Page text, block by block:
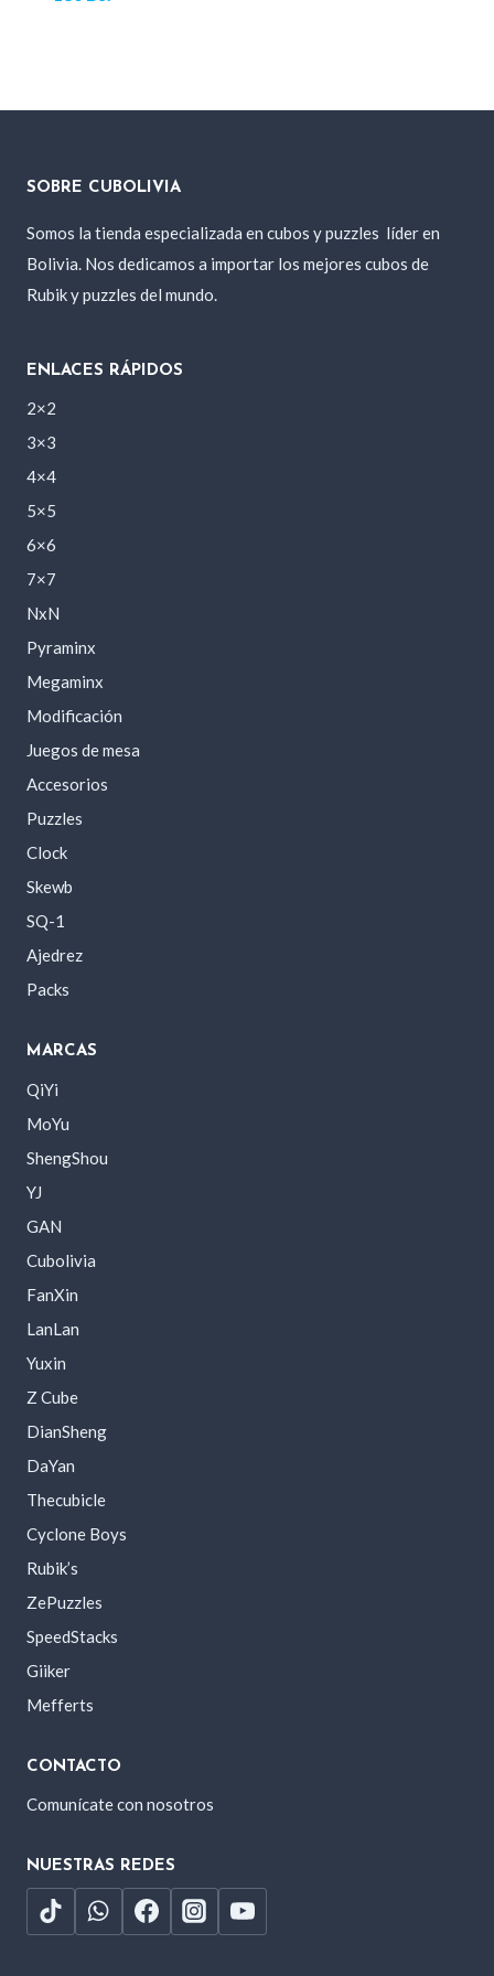
SOBRE CUBOLIVIA
Somos la tienda especializada en cubos y puzzles líder en
Bolivia. Nos dedicamos a importar los mejores cubos de
Rubik y puzzles del mundo.
ENLACES RÁPIDOS
2×2
3×3
4×4
5×5
6×6
7×7
NxN
Pyraminx
Megaminx
Modificación
Juegos de mesa
Accesorios
Puzzles
Clock
Skewb
SQ-1
Ajedrez
Packs
MARCAS
QiYi
MoYu
ShengShou
YJ
GAN
Cubolivia
FanXin
LanLan
Yuxin
Z Cube
DianSheng
DaYan
Thecubicle
Cyclone Boys
Rubik’s
ZePuzzles
SpeedStacks
Giiker
Mefferts
CONTACTO
Comunícate con nosotros
NUESTRAS REDES